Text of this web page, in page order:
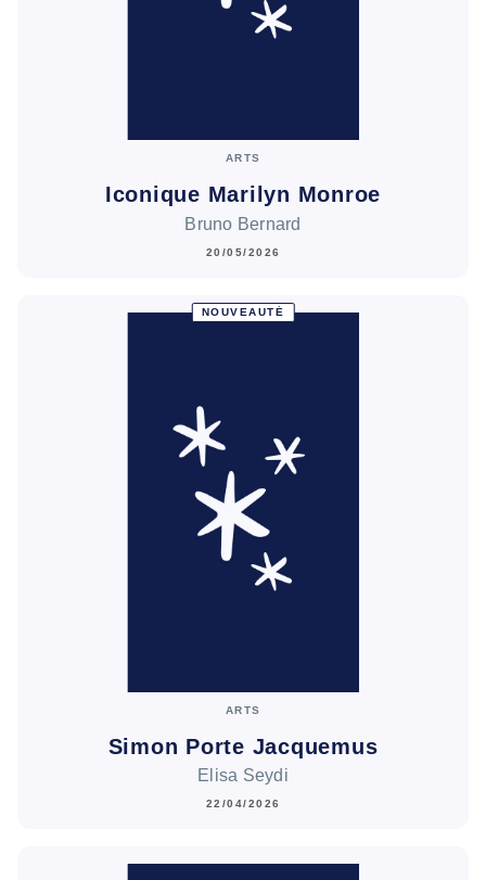
ARTS
Iconique Marilyn Monroe
Bruno Bernard
20/05/2026
NOUVEAUTÉ
ARTS
Simon Porte Jacquemus
Elisa Seydi
22/04/2026